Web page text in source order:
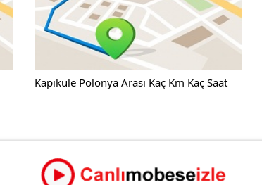
Kapıkule Polonya Arası Kaç Km Kaç Saat